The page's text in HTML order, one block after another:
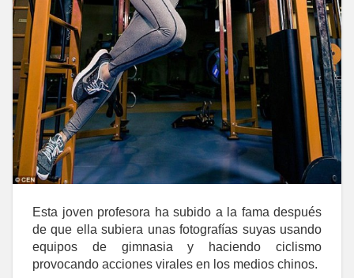
Esta joven profesora ha subido a la fama después
de que ella subiera unas fotografías suyas usando
equipos de gimnasia y haciendo ciclismo
provocando acciones virales en los medios chinos.